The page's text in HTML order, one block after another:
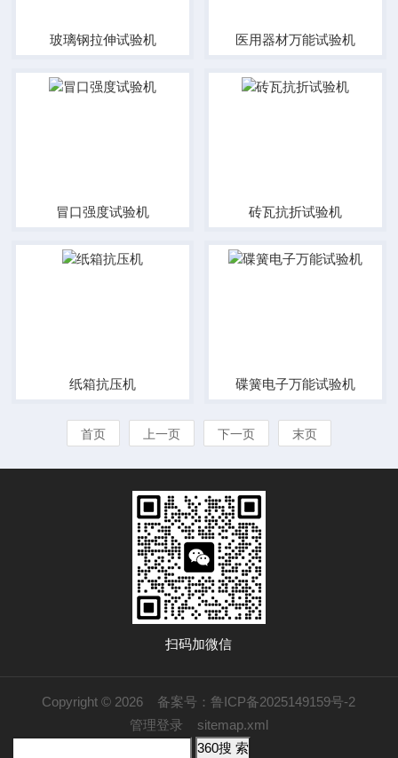
玻璃钢拉伸试验机 医用器材万能试验机
冒口强度试验机 砖瓦抗折试验机
纸箱抗压机 碟簧电子万能试验机
首页 上一页 下一页 末页
扫码加微信
Copyright © 2026 备案号：鲁ICP备2025149159号-2
管理登录
sitemap.xml